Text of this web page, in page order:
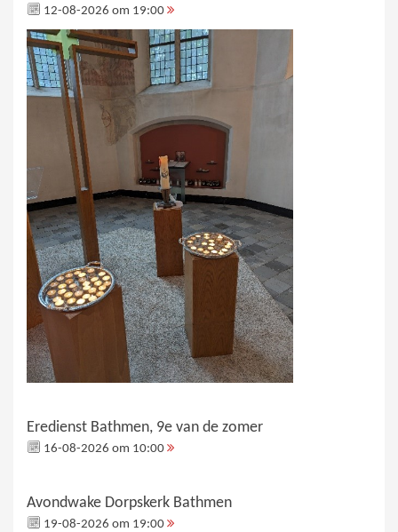
12-08-2026 om 19:00
Eredienst Bathmen, 9e van de zomer
16-08-2026 om 10:00
Avondwake Dorpskerk Bathmen
19-08-2026 om 19:00